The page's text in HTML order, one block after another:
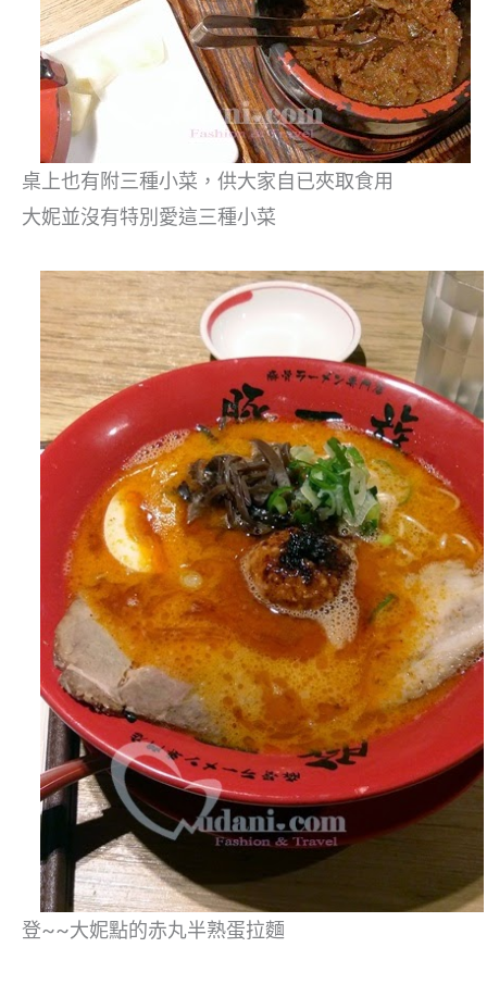
桌上也有附三種小菜，供大家自已夾取食用
大妮並沒有特別愛這三種小菜
登~~大妮點的赤丸半熟蛋拉麵